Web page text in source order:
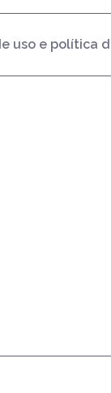
uso e política